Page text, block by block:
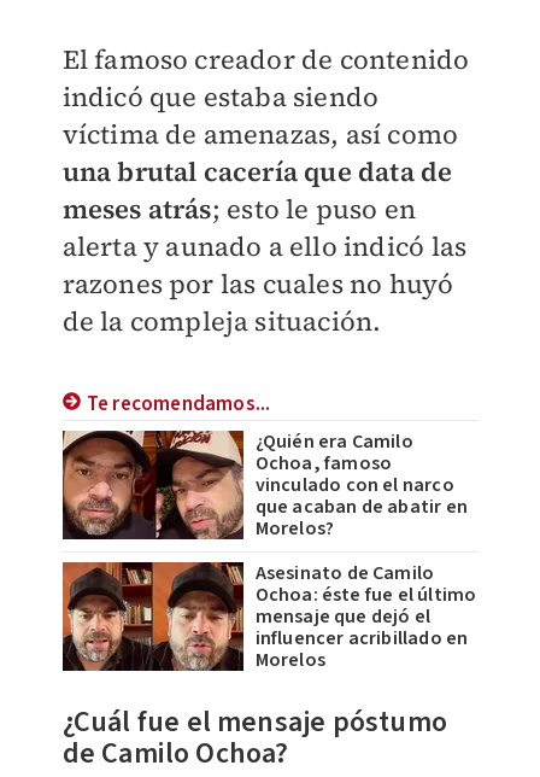
El famoso creador de contenido
indicó que estaba siendo
víctima de amenazas, así como
una brutal cacería que data de
meses atrás; esto le puso en
alerta y aunado a ello indicó las
razones por las cuales no huyó
de la compleja situación.
Te recomendamos...
¿Quién era Camilo
Ochoa, famoso
vinculado con el narco
que acaban de abatir en
Morelos?
Asesinato de Camilo
Ochoa: éste fue el último
mensaje que dejó el
influencer acribillado en
Morelos
¿Cuál fue el mensaje póstumo
de Camilo Ochoa?